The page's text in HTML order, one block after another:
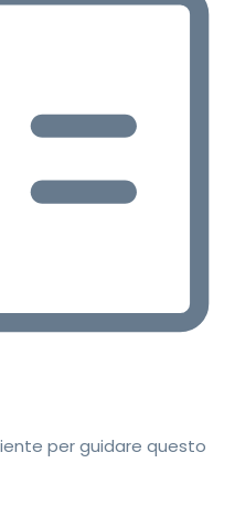
per guidare questo